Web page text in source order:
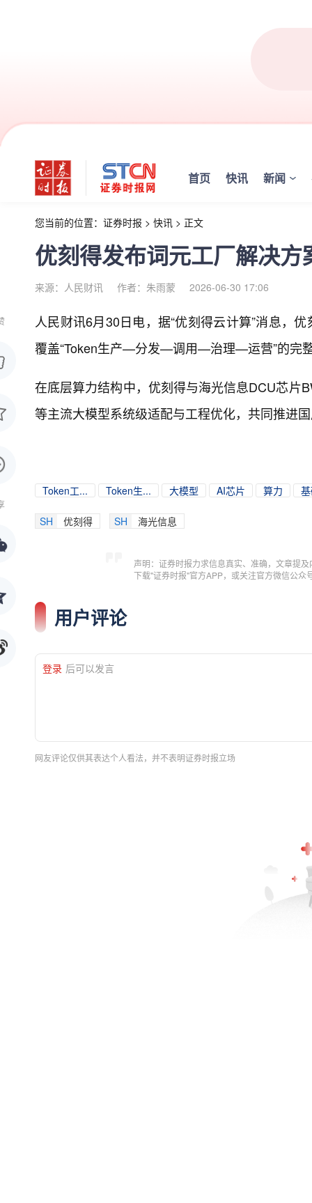
首页 快讯 新闻
您当前的位置： 证券时报 > 快讯 > 正文
优刻得发布词元工厂解决方
来源：人民财讯 作者：朱雨蒙 2026-06-30 17:06
人民财讯6月30日电， 据“优刻得云计算”消息，
覆盖“Token生产—分发—调用—治理—运营”的完
在底层算力结构中，优刻得与海光信息DCU芯片
等主流大模型系统级适配与工程优化，共同推进
Token工... Token生... 大模型 AI芯片 算力
SH 优刻得 SH 海光信息
声明：证券时报力求信息真实、准确，文章提
下载"证券时报"官方APP，或关注官方微信公
用户评论
登录 后可以发言
网友评论仅供其表达个人看法，并不表明证券时报立场